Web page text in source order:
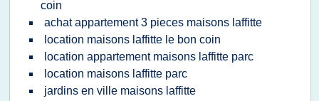
coin
achat appartement 3 pieces maisons laffitte
location maisons laffitte le bon coin
location appartement maisons laffitte parc
location maisons laffitte parc
jardins en ville maisons laffitte